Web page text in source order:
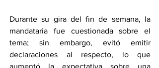
Durante su gira del fin de semana, la
mandataria fue cuestionada sobre el
tema; sin embargo, evitó emitir
declaraciones al respecto, lo que
aumentó la expectativa sobre una